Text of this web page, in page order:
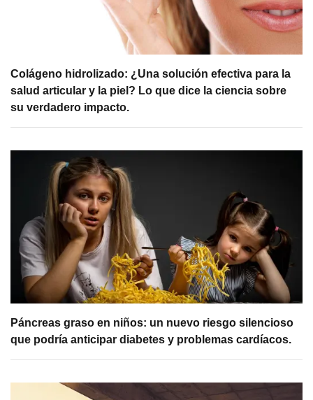
Colágeno hidrolizado: ¿Una solución efectiva para la
salud articular y la piel? Lo que dice la ciencia sobre
su verdadero impacto.
Páncreas graso en niños: un nuevo riesgo silencioso
que podría anticipar diabetes y problemas cardíacos.